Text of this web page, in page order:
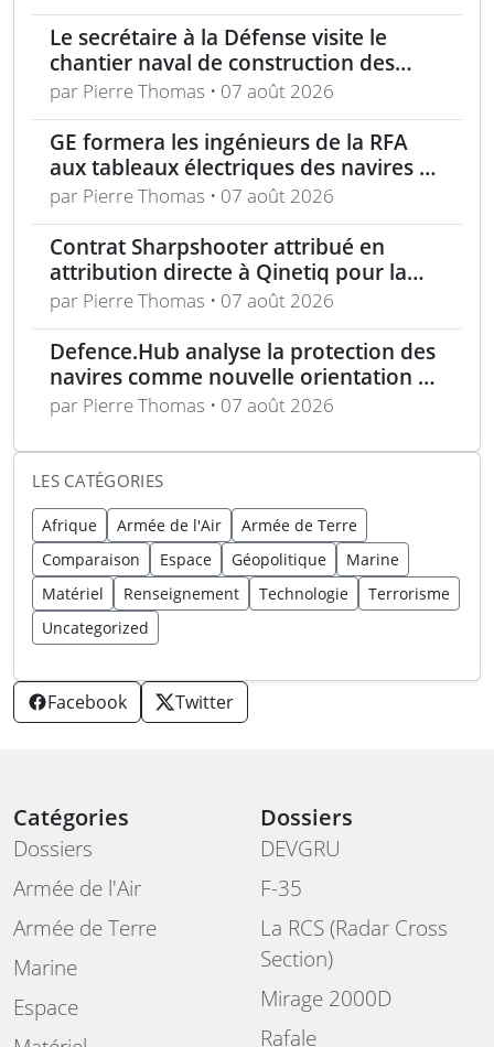
Le secrétaire à la Défense visite le
chantier naval de construction des
frégates Type 31 à Rosyth
par Pierre Thomas • 07 août 2026
GE formera les ingénieurs de la RFA
aux tableaux électriques des navires de
la classe Tide
par Pierre Thomas • 07 août 2026
Contrat Sharpshooter attribué en
attribution directe à Qinetiq pour la
période 2026-2028
par Pierre Thomas • 07 août 2026
Defence.Hub analyse la protection des
navires comme nouvelle orientation du
système MACS
par Pierre Thomas • 07 août 2026
LES CATÉGORIES
Afrique Armée de l'Air
Armée de Terre
Comparaison
Espace Géopolitique
Marine
Matériel
Renseignement Technologie
Terrorisme
Uncategorized
Facebook Twitter
Catégories
Dossiers
Armée de l'Air
Armée de Terre
Marine
Espace
Dossiers
DEVGRU
F-35
La RCS (Radar Cross
Section)
Mirage 2000D
Rafale